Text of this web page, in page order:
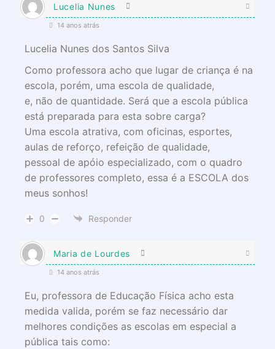
Lucelia Nunes
14 anos atrás
Lucelia Nunes dos Santos Silva
Como professora acho que lugar de criança é na
escola, porém, uma escola de qualidade,
e, não de quantidade. Será que a escola pública
está preparada para esta sobre carga?
Uma escola atrativa, com oficinas, esportes,
aulas de reforço, refeição de qualidade,
pessoal de apóio especializado, com o quadro
de professores completo, essa é a ESCOLA dos
meus sonhos!
0 Responder
Maria de Lourdes
14 anos atrás
Eu, professora de Educação Física acho esta
medida valida, porém se faz necessário dar
melhores condições as escolas em especial a
pública tais como: